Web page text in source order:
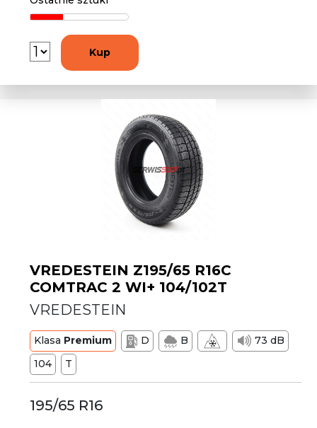
Kup
VREDESTEIN Z195/65 R16C
COMTRAC 2 WI+ 104/102T
VREDESTEIN
Klasa Premium D B
73 dB
104
T
195/65 R16